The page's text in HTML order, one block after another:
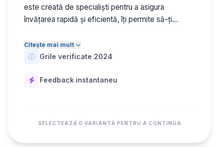
este creată de specialiști pentru a asigura
învățarea rapidă și eficientă, îți permite să-ți
grile pentru materiile cerute admiterii respective,
precum Română și Istoria Românilor, așa că poți
Citește mai mult
Grile verificate 2024
Feedback instantaneu
SELECTEAZĂ O VARIANTĂ PENTRU A CONTINUA